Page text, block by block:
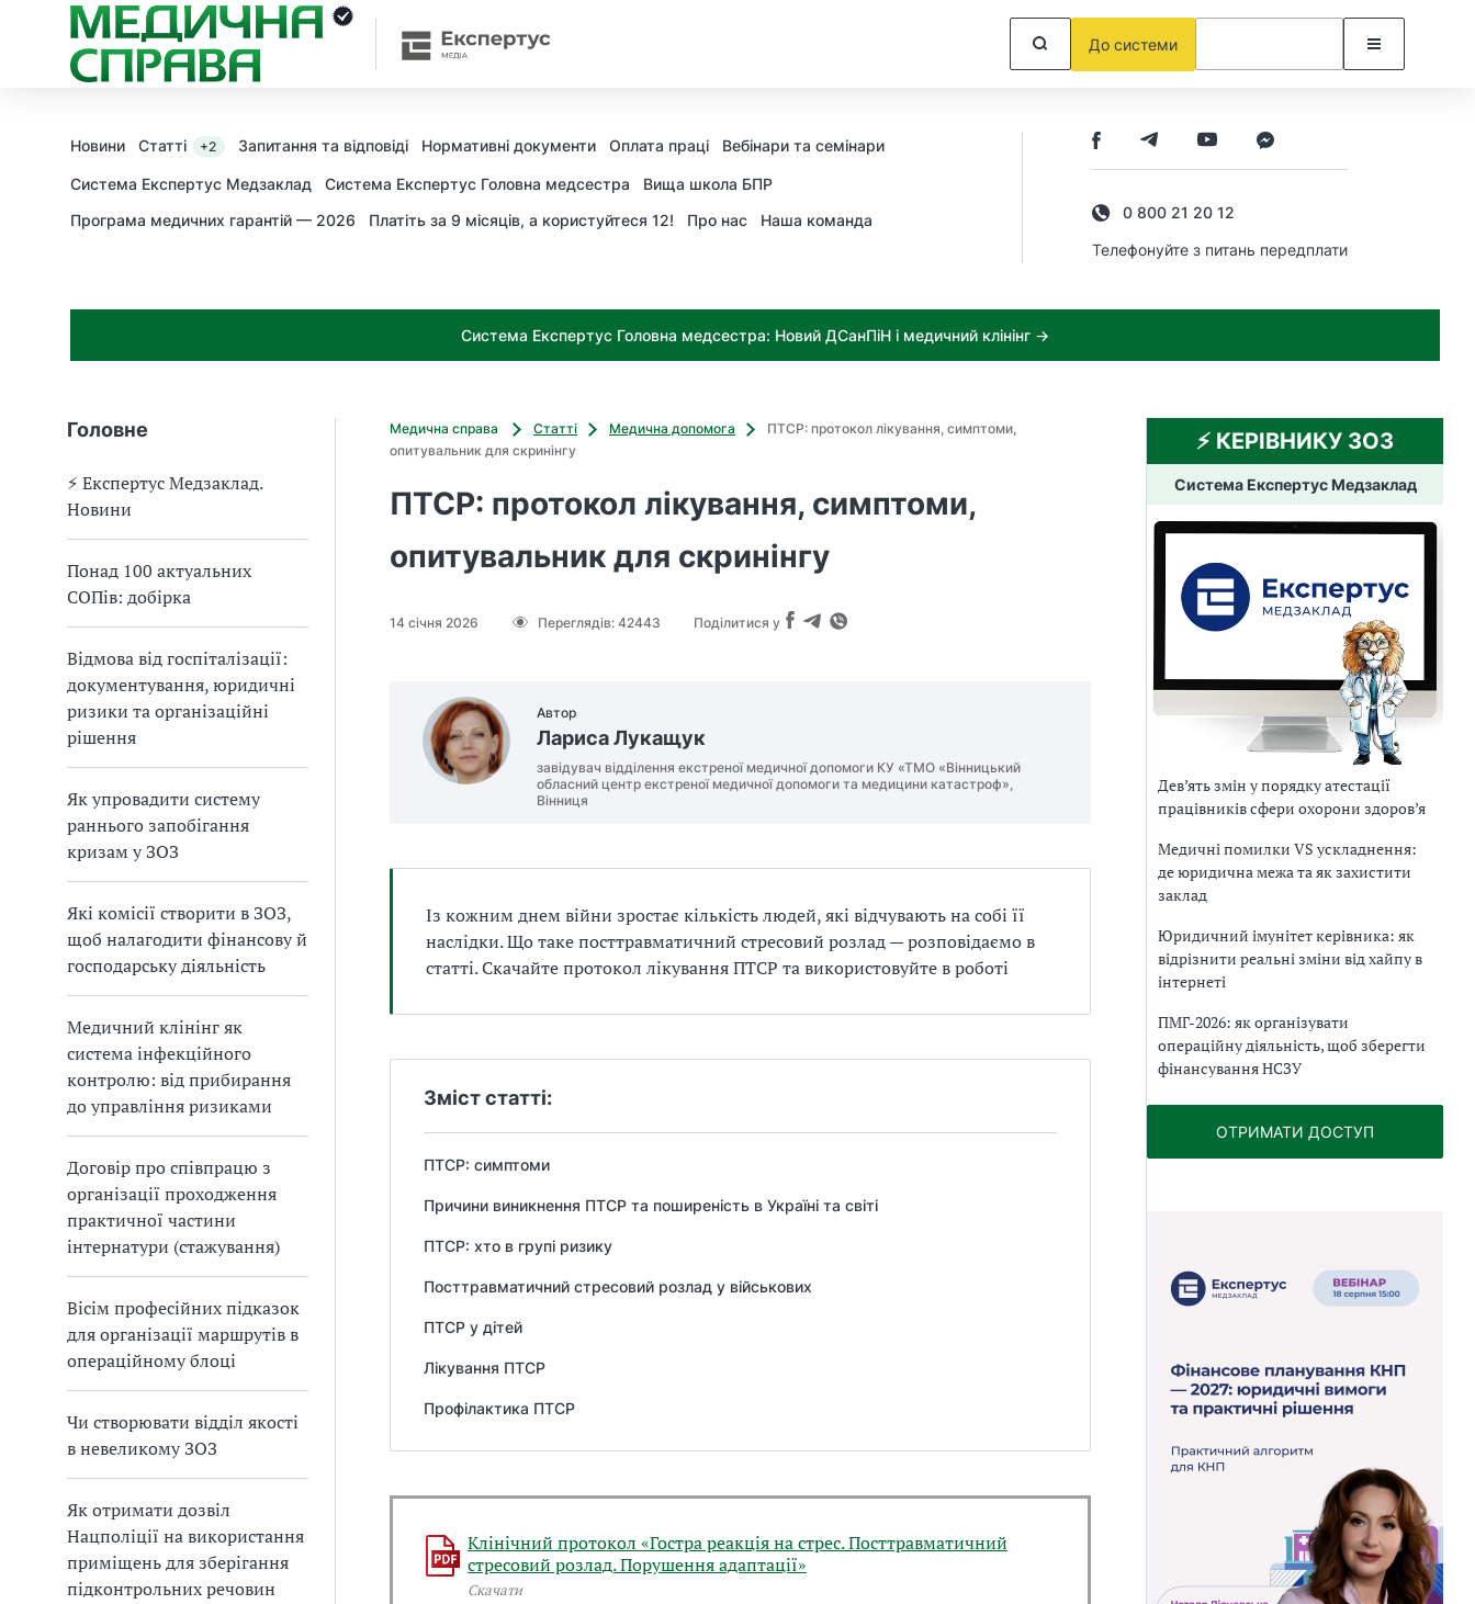
До системи
Новини Статті +2 Запитання та відповіді Нормативні документи Оплата праці Вебінари та семінари
Система Експертус Медзаклад Система Експертус Головна медсестра
Вища школа БПР
Програма медичних гарантій — 2026
Платіть за 9 місяців, а користуйтеся 12! Про нас Наша команда
0 800 21 20 12
Телефонуйте з питань передплати
Система Експертус Головна медсестра: Новий ДСанПіН і медичний клінінг →
Головне
⚡️ Експертус Медзаклад.
Новини
Понад 100 актуальних
СОПів: добірка
Відмова від госпіталізації:
документування, юридичні
ризики та організаційні
рішення
Як упровадити систему
раннього запобігання
кризам у ЗОЗ
Які комісії створити в ЗОЗ,
щоб налагодити фінансову й
господарську діяльність
Медичний клінінг як
система інфекційного
контролю: від прибирання
до управління ризиками
Договір про співпрацю з
організації проходження
практичної частини
інтернатури (стажування)
Вісім професійних підказок
для організації маршрутів в
операційному блоці
Чи створювати відділ якості
в невеликому ЗОЗ
Як отримати дозвіл
Нацполіції на використання
приміщень для зберігання
підконтрольних речовин
Медична справа Статті Медична допомога
ПТСР: протокол лікування, симптоми,
опитувальник для скринінгу
ПТСР: протокол лікування, симптоми,
опитувальник для скринінгу
14 січня 2026 Переглядів: 42443 Поділитися у
Автор
Лариса Лукащук
завідувач відділення екстреної медичної допомоги КУ «ТМО «Вінницький
обласний центр екстреної медичної допомоги та медицини катастроф»,
Вінниця
Із кожним днем війни зростає кількість людей, які відчувають на собі її
наслідки. Що таке посттравматичний стресовий розлад — розповідаємо в
статті. Скачайте протокол лікування ПТСР та використовуйте в роботі
Зміст статті:
ПТСР: симптоми
Причини виникнення ПТСР та поширеність в Україні та світі
ПТСР: хто в групі ризику
Посттравматичний стресовий розлад у військових
ПТСР у дітей
Лікування ПТСР
Профілактика ПТСР
Клінічний протокол «Гостра реакція на стрес. Посттравматичний
стресовий розлад. Порушення адаптації»
Скачати
⚡️ КЕРІВНИКУ ЗОЗ
Система Експертус Медзаклад
Дев’ять змін у порядку атестації
працівників сфери охорони здоров’я
Медичні помилки VS ускладнення:
де юридична межа та як захистити
заклад
Юридичний імунітет керівника: як
відрізнити реальні зміни від хайпу в
інтернеті
ПМГ-2026: як організувати
операційну діяльність, щоб зберегти
фінансування НСЗУ
ОТРИМАТИ ДОСТУП